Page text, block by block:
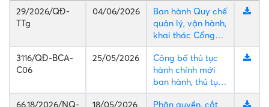
29/2026/QĐ-
TTg
04/06/2026
Ban hành Quy chế
quản lý, vận hành,
khai thác Cổng
Dịch vụ công
quốc gia
3116/QĐ-BCA-
C06
25/05/2026
Công bố thủ tục
hành chính mới
ban hành, thủ tục
hành chính được
66.18/2026/NQ-
18/05/2026
Phân quyền, cắt